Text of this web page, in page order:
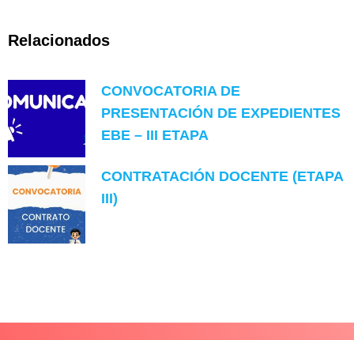
Relacionados
CONVOCATORIA DE
PRESENTACIÓN DE EXPEDIENTES
EBE – III ETAPA
CONTRATACIÓN DOCENTE (ETAPA
III)